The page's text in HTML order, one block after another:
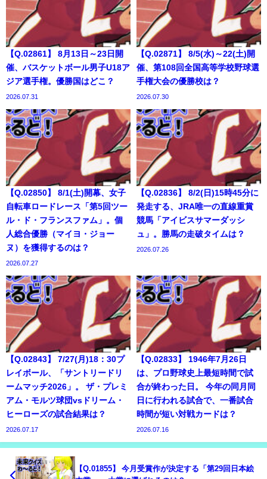
【Q.02861】 8月13日～23日開
催、バスケットボール男子U18ア
ジア選手権。優勝国はどこ？
2026.07.31
【Q.02871】 8/5(水)～22(土)開
催、第108回全国高等学校野球選
手権大会の優勝校は？
2026.07.30
【Q.02850】 8/1(土)開幕、女子
自転車ロードレース「第5回ツー
ル・ド・フランスファム」。個
人総合優勝（マイヨ・ジョー
ヌ）を獲得するのは？
2026.07.27
【Q.02836】 8/2(日)15時45分に
発走する、JRA唯一の直線重賞
競馬「アイビスサマーダッシ
ュ」。勝馬の走破タイムは？
2026.07.26
【Q.02843】 7/27(月)18：30プ
レイボール、「サントリードリ
ームマッチ2026」。 ザ・プレミ
アム・モルツ球団vsドリーム・
ヒーローズの試合結果は？
2026.07.17
【Q.02833】 1946年7月26日
は、プロ野球史上最短時間で試
合が終わった日。 今年の同月同
日に行われる試合で、一番試合
時間が短い対戦カードは？
2026.07.16
【Q.01855】 今月受賞作が決定する「第29回日本絵